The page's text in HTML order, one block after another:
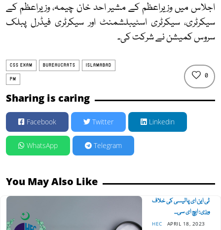
اجلاس میں وزیراعظم کے مشیر احد خان چیمہ، وزیراعظم کے
سیکرٹری، سیکرٹری اسٹیبلشمنٹ اور سیکرٹری فیڈرل پبلک
سروس کمیشن نے شرکت کی۔
CSS EXAM BUREAUCRATS
ISLAMABAD
PM
0
Sharing is caring
Facebook Twitter Linkedin
WhatsApp Telegram
You May Also Like
ٹی این ای پالیسی کی خلاف
ورزی: ایچ ای سی...
HEC APRIL 18, 2023